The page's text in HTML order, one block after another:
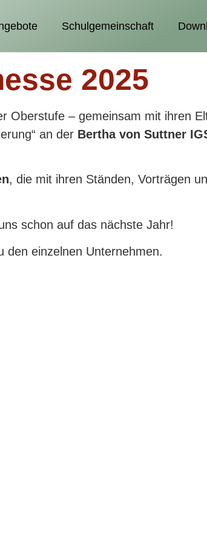
Schulgemeinschaft
2025
– gemeinsam mit ihren
an der Bertha von Suttner
, die mit ihren Ständen, Vorträgen
schon auf das nächste Jahr!
den einzelnen Unternehmen.